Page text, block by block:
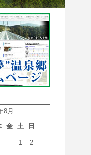
8月
金 土 日
1 2